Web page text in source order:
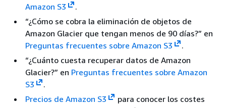
Amazon S3
.
“¿Cómo se cobra la eliminación de objetos de
Amazon Glacier que tengan menos de 90 días?” en
Preguntas frecuentes sobre Amazon S3
.
“¿Cuánto cuesta recuperar datos de Amazon
Glacier?” en Preguntas frecuentes sobre Amazon
S3
.
Precios de Amazon S3
para conocer los costes